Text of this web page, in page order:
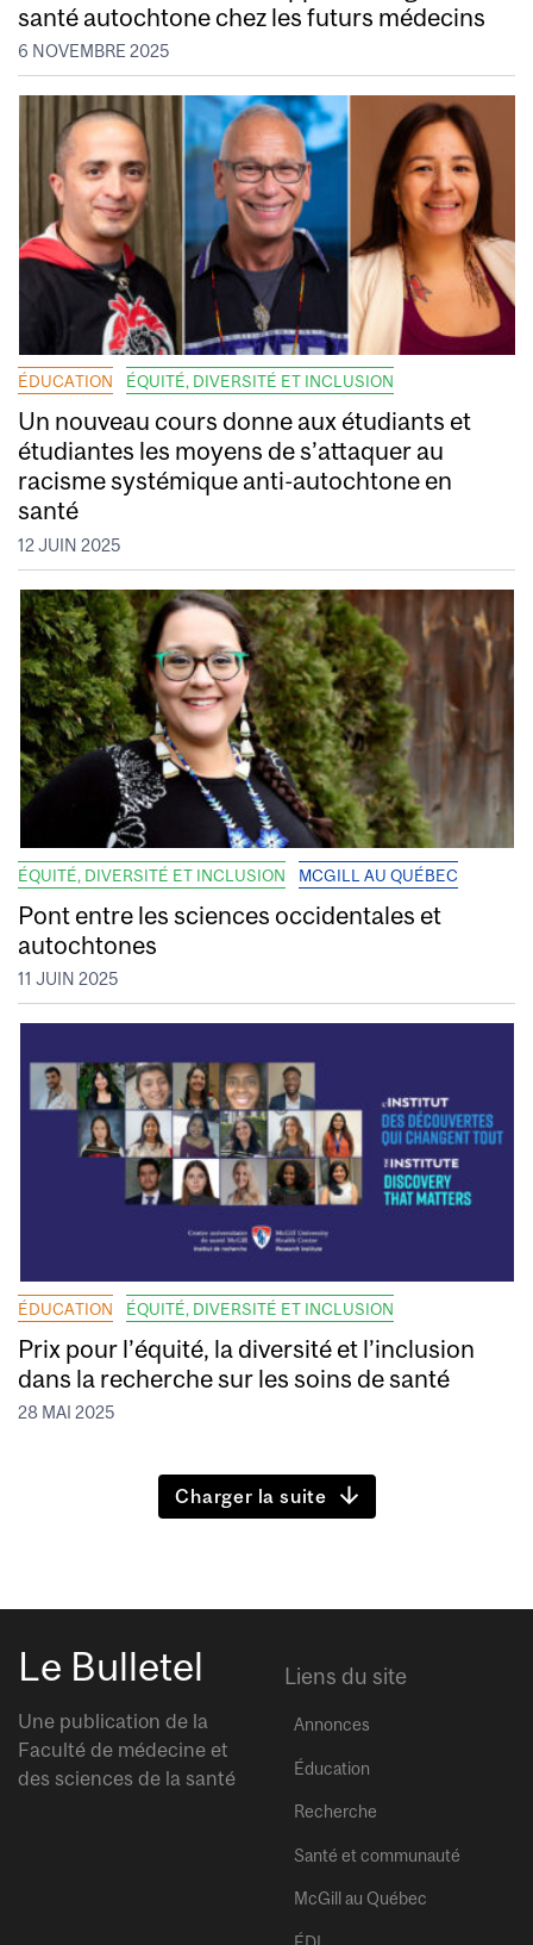
santé autochtone chez les futurs médecins
6 NOVEMBRE 2025
ÉDUCATION ÉQUITÉ, DIVERSITÉ ET INCLUSION
Un nouveau cours donne aux étudiants et
étudiantes les moyens de s’attaquer au
racisme systémique anti-autochtone en
santé
12 JUIN 2025
ÉQUITÉ, DIVERSITÉ ET INCLUSION MCGILL AU QUÉBEC
Pont entre les sciences occidentales et
autochtones
11 JUIN 2025
ÉDUCATION ÉQUITÉ, DIVERSITÉ ET INCLUSION
Prix pour l’équité, la diversité et l’inclusion
dans la recherche sur les soins de santé
28 MAI 2025
Charger la suite
Le Bulletel
Une publication de la
Faculté de médecine et
des sciences de la santé
Liens du site
Annonces
Éducation
Recherche
Santé et communauté
McGill au Québec